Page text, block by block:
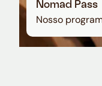
Nomad Pass
Nosso